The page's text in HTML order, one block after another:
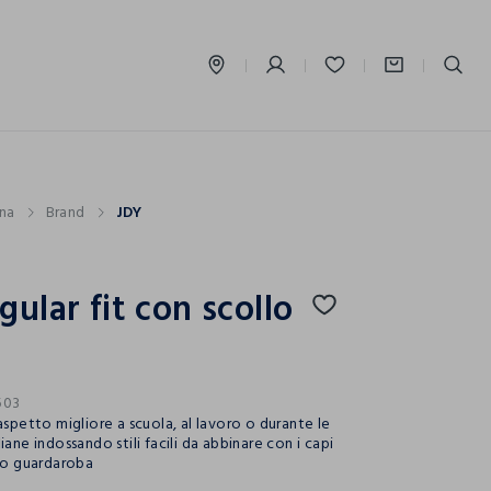
Brand JDY
fit con scollo
migliore a scuola, al lavoro o durante le
indossando stili facili da abbinare con i capi
guardaroba